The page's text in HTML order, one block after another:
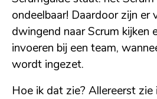
ondeelbaar! Daardoor zijn er
dwingend naar Scrum kijken
invoeren bij een team,
wordt ingezet.
Hoe ik dat zie? Allereerst zie